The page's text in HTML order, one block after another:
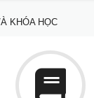
KHÓA HỌC